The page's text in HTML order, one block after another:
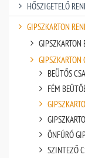
HŐSZIGETELŐ
GIPSZKARTON
GIPSZKARTON
GIPSZKARTON
BEÜTŐS
FÉM
ÖNFÚRÓ
SZINTEZŐ